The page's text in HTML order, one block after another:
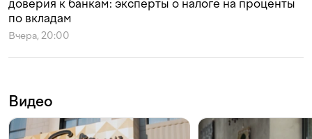
доверия к банкам: эксперты о налоге на проценты
по вкладам
Вчера, 20:00
Видео